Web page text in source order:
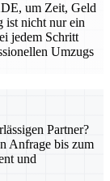
um Zeit, Geld
ist nicht nur ein
jedem Schritt
Umzugs
Partner?
Anfrage bis zum
und